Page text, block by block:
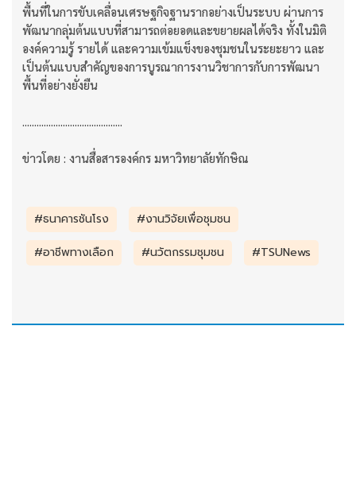
พื้นที่ในการขับเคลื่อนเศรษฐกิจฐานรากอย่างเป็นระบบ ผ่านการ
พัฒนากลุ่มต้นแบบที่สามารถต่อยอดและขยายผลได้จริง ทั้งในมิติ
องค์ความรู้ รายได้ และความเข้มแข็งของชุมชนในระยะยาว และ
เป็นต้นแบบสำคัญของการบูรณาการงานวิชาการกับการพัฒนา
พื้นที่อย่างยั่งยืน
ข่าวโดย : งานสื่อสารองค์กร มหาวิทยาลัยทักษิณ
#ธนาคารชันโรง
#งานวิจัยเพื่อชุมชน
#อาชีพทางเลือก
#นวัตกรรมชุมชน #TSUNews